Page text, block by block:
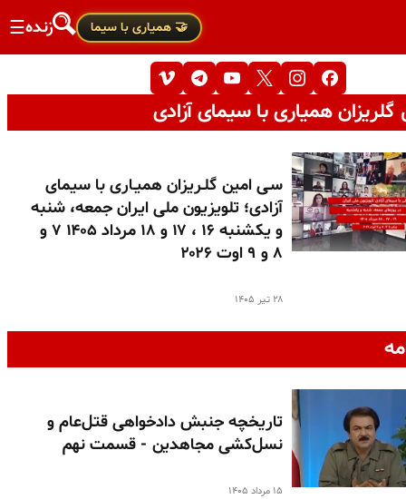
🤝 همیاری با سیما زنده☰
همیاری با سیمای آزادی
سـی امین گلـریزان همیـاری با سیمای
آزادی؛ تلویزیون ملی ایران جمعه، شنبه
و یکشنبه ۱۶ ، ۱۷ و ۱۸ مرداد ۱۴۰۵ ۷ و
۸ و ۹ اوت ۲۰۲۶
۲۸ تیر ۱۴۰۵
تاریخچه جنبش دادخواهی قتل‌عام و
نسل‌کشی مجاهدین - قسمت نهم
۱۵ مرداد ۱۴۰۵